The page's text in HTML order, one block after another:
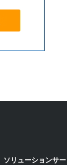
ソリューションサ